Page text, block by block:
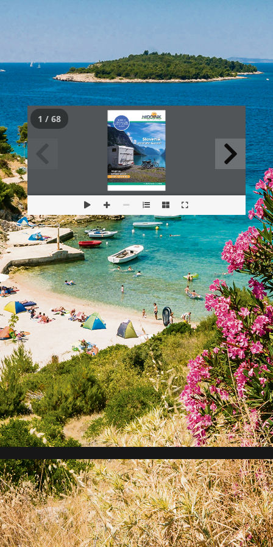
1 / 68